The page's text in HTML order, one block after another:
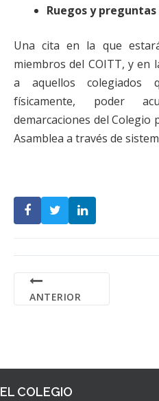
Ruegos y preguntas
Una cita en la que
miembros del COITT, y en
a aquellos colegiados
físicamente, poder
demarcaciones del Colegio
Asamblea a través de
ANTERIOR
EL COLEGIO